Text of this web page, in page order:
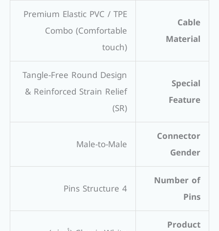
Cable
Material
Premium Elastic PVC / TPE
Combo (Comfortable
touch)
Special
Feature
Tangle-Free Round Design
& Reinforced Strain Relief
(SR)
Connector
Gender
Male-to-Male
Number of
Pins
4 Pins Structure
Product